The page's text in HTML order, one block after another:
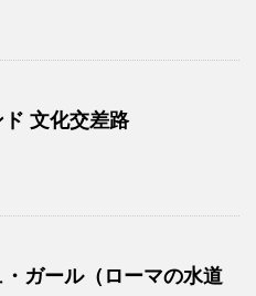
文化交差路
ガール（ローマの水道